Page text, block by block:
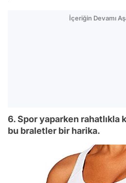
İçeriğin Devamı
6. Spor yaparken rahatlıkla
bu braletler bir harika.